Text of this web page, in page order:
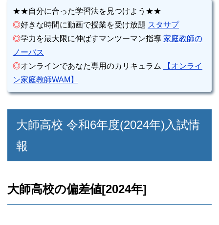
★★自分に合った学習法を見つけよう★★
◎好きな時間に動画で授業を受け放題 スタサプ
◎学力を最大限に伸ばすマンツーマン指導 家庭教師の
ノーバス
◎オンラインであなた専用のカリキュラム
【オンライ
ン家庭教師WAM】
大師高校 令和6年度(2024年)入試情
報
大師高校の偏差値[2024年]